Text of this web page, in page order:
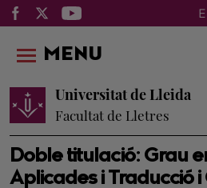
Doble titulació: Grau
Aplicades i Traducció i
Universitat de Lleida
Facultat de Lletres
MENU